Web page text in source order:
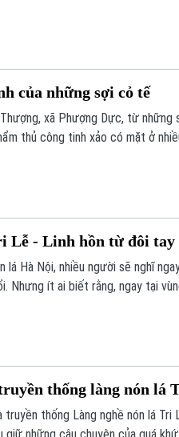
của những sợi cỏ tế
xã Phượng Dực, từ
thủ công tinh xảo có mặt ở
Lễ - Linh hồn từ đôi tay
lá Hà Nội, nhiều người sẽ nghĩ
Nhưng ít ai biết rằng, ngay tại
thống làng nón lá
truyền thống Làng nghề nón lá